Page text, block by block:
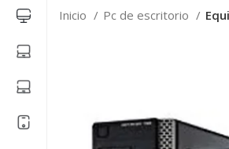
Inicio Pc de escritorio